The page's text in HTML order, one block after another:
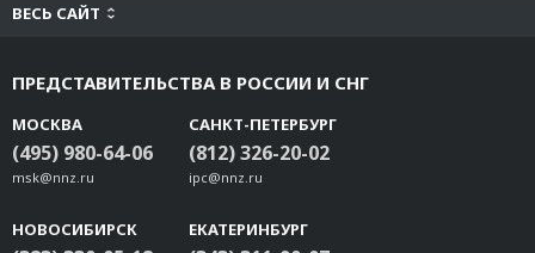
ВЕСЬ САЙТ
ПРЕДСТАВИТЕЛЬСТВА В РОССИИ И СНГ
МОСКВА
(495) 980-64-06
msk@nnz.ru
САНКТ-ПЕТЕРБУРГ
(812) 326-20-02
ipc@nnz.ru
НОВОСИБИРСК ЕКАТЕРИНБУРГ